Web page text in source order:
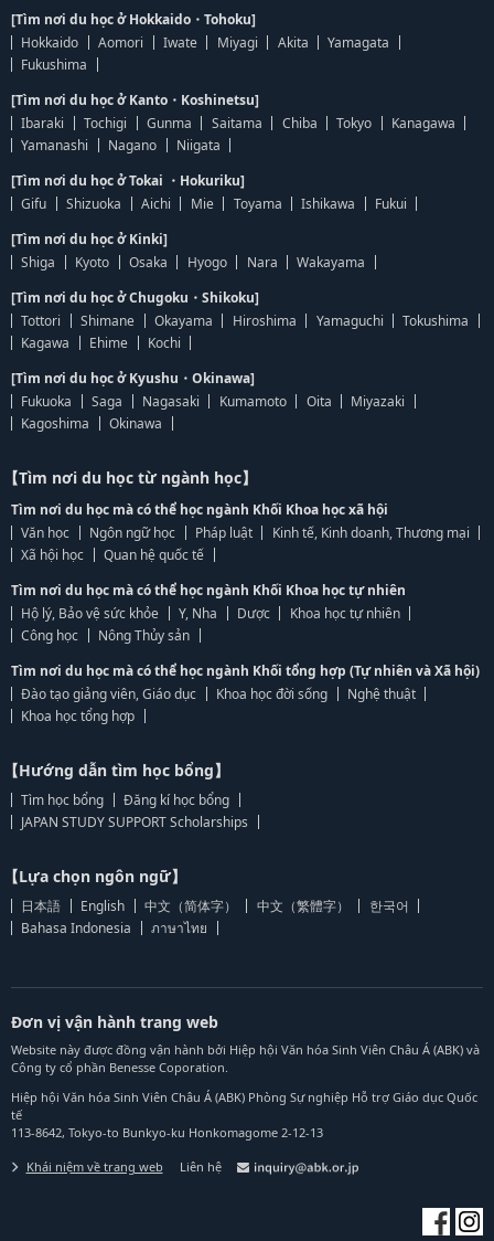
[Tìm nơi du học ở Hokkaido・Tohoku]
Hokkaido
Aomori Iwate Miyagi Akita
Yamagata
Fukushima
[Tìm nơi du học ở Kanto・Koshinetsu]
Ibaraki
Tochigi Gunma Saitama Chiba Tokyo
Kanagawa
Yamanashi
Nagano
Niigata
[Tìm nơi du học ở Tokai ・Hokuriku]
Gifu
Shizuoka Aichi Mie Toyama Ishikawa
Fukui
[Tìm nơi du học ở Kinki]
Shiga
Kyoto Osaka Hyogo Nara
Wakayama
[Tìm nơi du học ở Chugoku・Shikoku]
Tottori
Shimane Okayama Hiroshima Yamaguchi
Tokushima
Kagawa
Ehime
Kochi
[Tìm nơi du học ở Kyushu・Okinawa]
Fukuoka
Saga Nagasaki Kumamoto Oita
Miyazaki
Kagoshima
Okinawa
【Tìm nơi du học từ ngành học】
Tìm nơi du học mà có thể học ngành Khối Khoa học xã hội
Văn học
Ngôn ngữ học Pháp luật
Kinh tế, Kinh doanh, Thương mại
Xã hội học
Quan hệ quốc tế
Tìm nơi du học mà có thể học ngành Khối Khoa học tự nhiên
Hộ lý, Bảo vệ sức khỏe
Y, Nha Dược
Khoa học tự nhiên
Công học
Nông Thủy sản
Tìm nơi du học mà có thể học ngành Khối tổng hợp (Tự nhiên và Xã hội)
Đào tạo giảng viên, Giáo dục
Khoa học đời sống
Nghệ thuật
Khoa học tổng hợp
【Hướng dẫn tìm học bổng】
Tìm học bổng
Đăng kí học bổng
JAPAN STUDY SUPPORT Scholarships
【Lựa chọn ngôn ngữ】
日本語 English 中文（简体字） 中文（繁體字）
한국어
Bahasa Indonesia
ภาษาไทย
Đơn vị vận hành trang web
Website này được đồng vận hành bởi Hiệp hội Văn hóa Sinh Viên Châu Á (ABK) và
Công ty cổ phần Benesse Coporation.
Hiệp hội Văn hóa Sinh Viên Châu Á (ABK) Phòng Sự nghiệp Hỗ trợ Giáo dục Quốc
tế
113-8642, Tokyo-to Bunkyo-ku Honkomagome 2-12-13
Khái niệm về trang web Liên hệ